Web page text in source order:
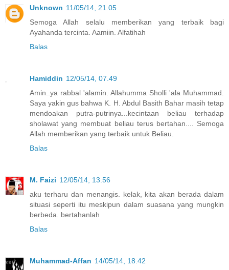
Unknown 11/05/14, 21.05
Semoga Allah selalu memberikan yang terbaik bagi
Ayahanda tercinta. Aamiin. Alfatihah
Balas
Hamiddin 12/05/14, 07.49
Amin..ya rabbal 'alamin. Allahumma Sholli 'ala Muhammad.
Saya yakin gus bahwa K. H. Abdul Basith Bahar masih tetap
mendoakan putra-putrinya...kecintaan beliau terhadap
sholawat yang membuat beliau terus bertahan.... Semoga
Allah memberikan yang terbaik untuk Beliau.
Balas
M. Faizi 12/05/14, 13.56
aku terharu dan menangis. kelak, kita akan berada dalam
situasi seperti itu meskipun dalam suasana yang mungkin
berbeda. bertahanlah
Balas
Muhammad-Affan 14/05/14, 18.42